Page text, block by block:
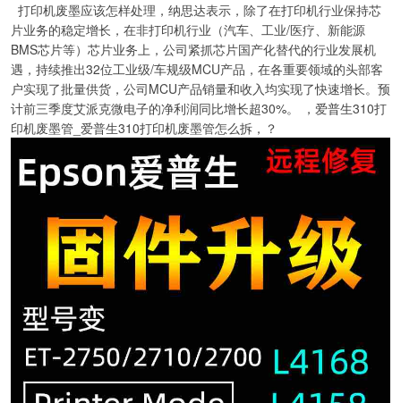
打印机废墨应该怎样处理，纳思达表示，除了在打印机行业保持芯
片业务的稳定增长，在非打印机行业（汽车、工业/医疗、新能源
BMS芯片等）芯片业务上，公司紧抓芯片国产化替代的行业发展机
遇，持续推出32位工业级/车规级MCU产品，在各重要领域的头部客
户实现了批量供货，公司MCU产品销量和收入均实现了快速增长。预
计前三季度艾派克微电子的净利润同比增长超30%。 ，爱普生310打
印机废墨管_爱普生310打印机废墨管怎么拆，？